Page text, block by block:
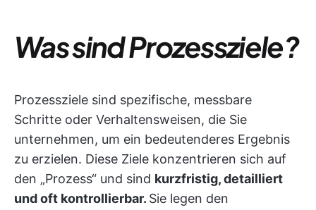
Was sind Prozessziele?
Prozessziele sind spezifische, messbare
Schritte oder Verhaltensweisen, die Sie
unternehmen, um ein bedeutenderes Ergebnis
zu erzielen. Diese Ziele konzentrieren sich auf
den „Prozess“ und sind kurzfristig, detailliert
und oft kontrollierbar. Sie legen den